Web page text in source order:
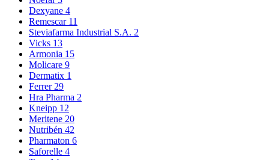
Dexyane 4
Remescar 11
Steviafarma Industrial S.A. 2
Vicks 13
Armonia 15
Molicare 9
Dermatix 1
Ferrer 29
Hra Pharma 2
Kneipp 12
Meritene 20
Nutribén 42
Pharmaton 6
Saforelle 4